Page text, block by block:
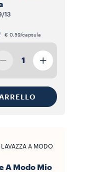
13
€ 0,59/capsula
1
A MODO
A Modo Mio